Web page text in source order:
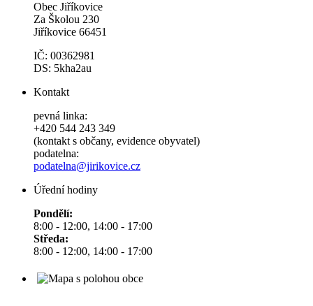
Obec Jiříkovice
Za Školou 230
Jiříkovice 66451
IČ: 00362981
DS: 5kha2au
Kontakt
pevná linka:
+420 544 243 349
(kontakt s občany, evidence obyvatel)
podatelna:
podatelna@jirikovice.cz
Úřední hodiny
Pondělí:
8:00 - 12:00, 14:00 - 17:00
Středa:
8:00 - 12:00, 14:00 - 17:00